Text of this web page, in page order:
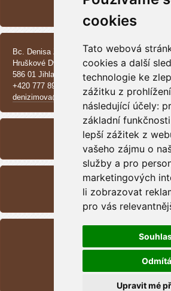
cookies
Tato webová
cookies a další
technologie ke
zážitku z
následující účely:
základní
lepší zážitek z
vašeho zájmu o
služby a pro
marketingových
li zobrazovat
pro vás
Upravit mé
Bc. Denisa Zimová
Hruškové Dvory 370 E
586 01 Jihlava
+420 777 890 137
denizimova@seznam.cz
ARCHIV
<< září / 2025
RSS
Přehled zdrojů
1699153
Měsíc:
47660
716